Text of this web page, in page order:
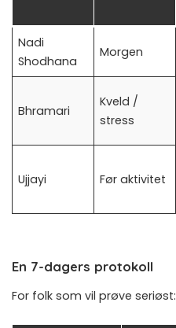
Nadi
Shodhana
Morgen
Bhramari
Kveld /
stress
Ujjayi Før aktivitet
En 7-dagers protokoll
For folk som vil prøve seriøst: